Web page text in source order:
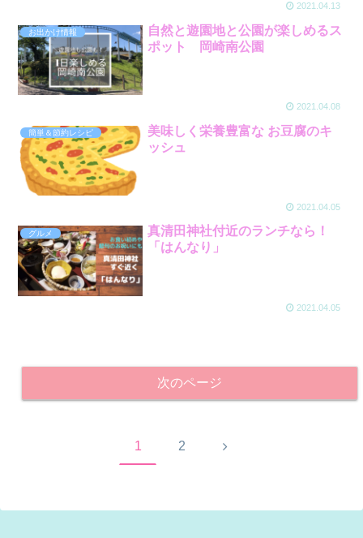
2021.04.13
お出かけ情報
自然と遊園地と公園が楽しめるス
ポット 岡崎南公園
2021.04.08
簡単＆節約レシピ
美味しく栄養豊富な お豆腐のキ
ッシュ
2021.04.05
グルメ
真清田神社付近のランチなら！
「はんなり」
2021.04.05
次のページ
1 2 次